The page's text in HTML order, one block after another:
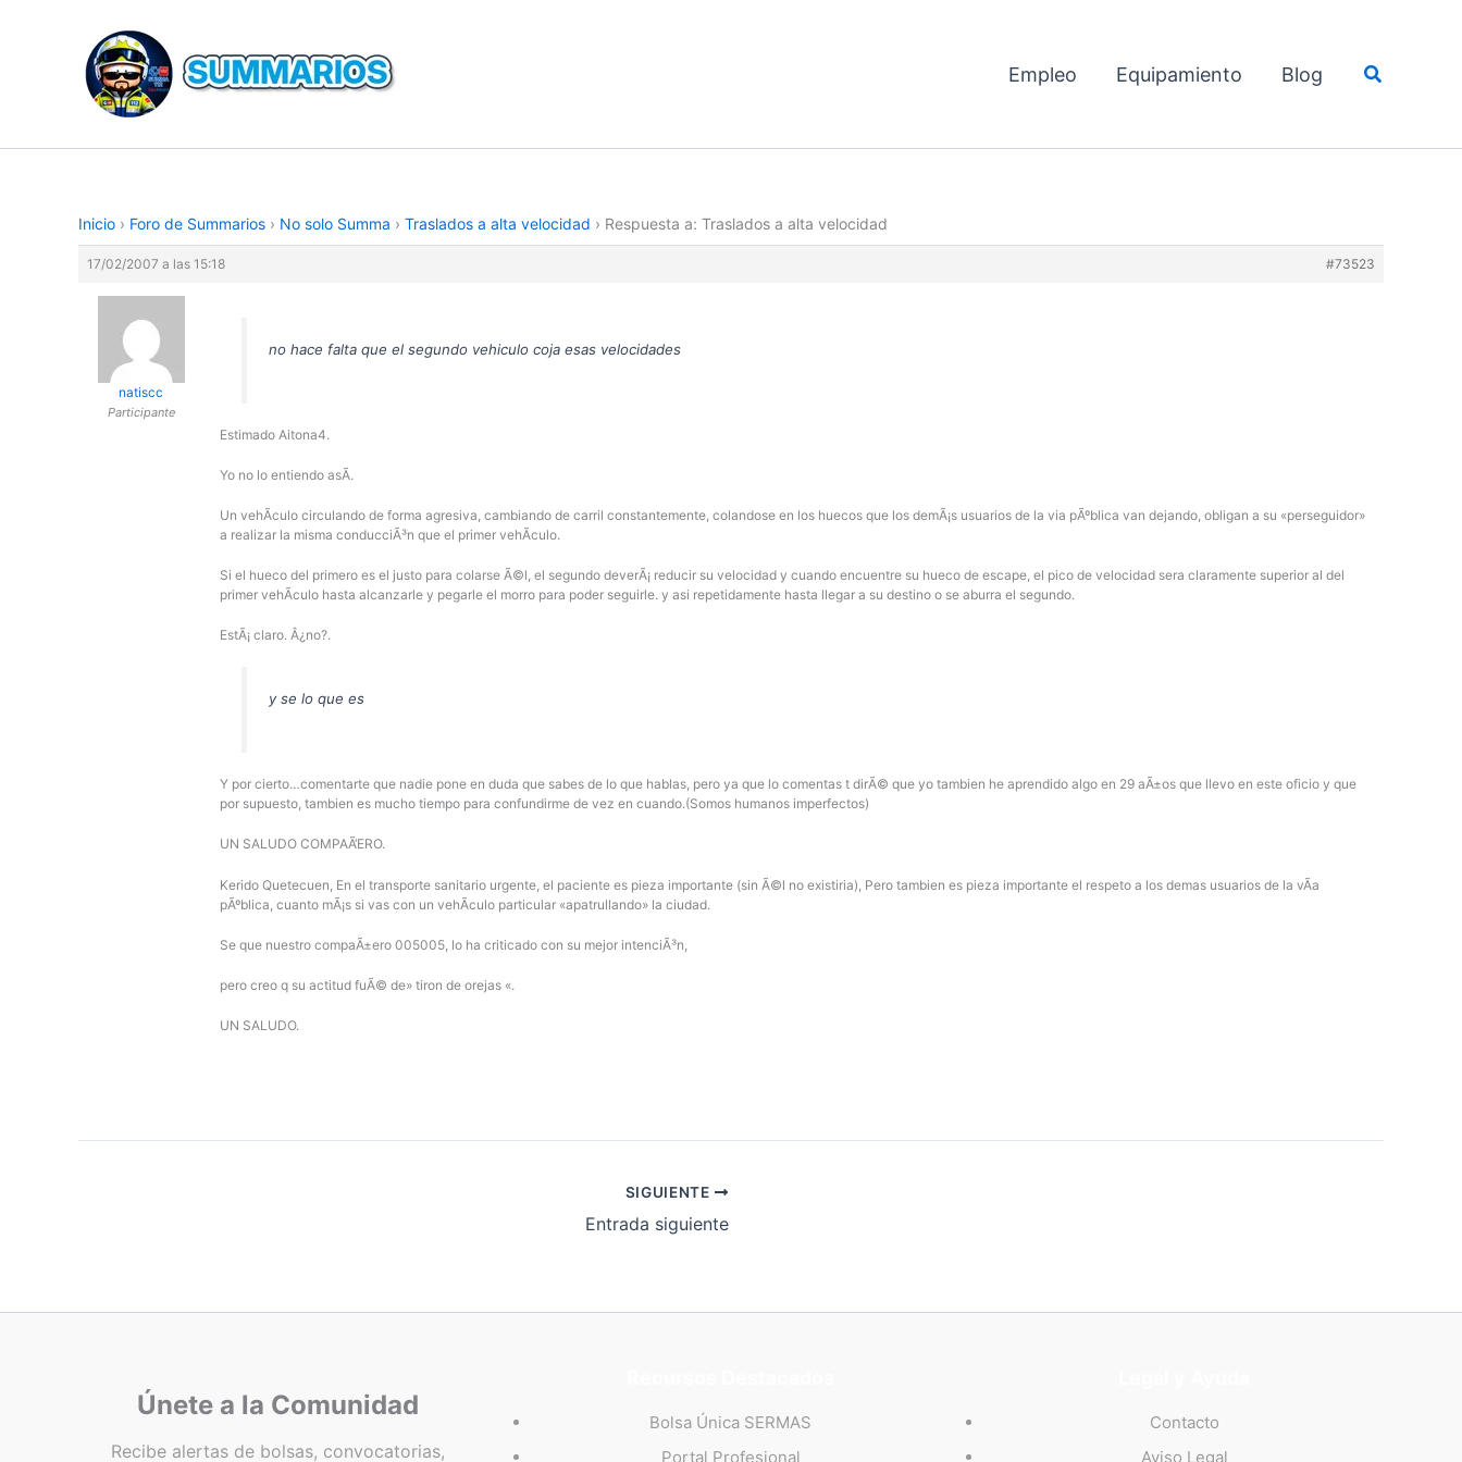
contenido
Empleo Equipamiento Blog Buscar
Inicio › Foro de Summarios › No solo Summa › Traslados a alta velocidad › Respuesta a: Traslados a alta velocidad
17/02/2007 a las 15:18 #73523
natiscc
Participante
no hace falta que el segundo vehiculo coja esas velocidades
Estimado Aitona4.
Yo no lo entiendo asÃ­.
Un vehÃ­culo circulando de forma agresiva, cambiando de carril constantemente, colandose en los huecos que los demÃ¡s usuarios de la via pÃºblica van dejando, obligan a su «perseguidor»
a realizar la misma conducciÃ³n que el primer vehÃ­culo.
Si el hueco del primero es el justo para colarse Ã©l, el segundo deverÃ¡ reducir su velocidad y cuando encuentre su hueco de escape, el pico de velocidad sera claramente superior al del
primer vehÃ­culo hasta alcanzarle y pegarle el morro para poder seguirle. y asi repetidamente hasta llegar a su destino o se aburra el segundo.
EstÃ¡ claro. Â¿no?.
y se lo que es
Y por cierto…comentarte que nadie pone en duda que sabes de lo que hablas, pero ya que lo comentas t dirÃ© que yo tambien he aprendido algo en 29 aÃ±os que llevo en este oficio y que
por supuesto, tambien es mucho tiempo para confundirme de vez en cuando.(Somos humanos imperfectos)
UN SALUDO COMPAÃ‘ERO.
Kerido Quetecuen, En el transporte sanitario urgente, el paciente es pieza importante (sin Ã©l no existiria), Pero tambien es pieza importante el respeto a los demas usuarios de la vÃ­a
pÃºblica, cuanto mÃ¡s si vas con un vehÃ­culo particular «apatrullando» la ciudad.
Se que nuestro compaÃ±ero 005005, lo ha criticado con su mejor intenciÃ³n,
pero creo q su actitud fuÃ© de» tiron de orejas «.
UN SALUDO.
SIGUIENTE
Entrada siguiente
Únete a la Comunidad
Recibe alertas de bolsas, convocatorias,
Bolsa Única SERMAS
Portal Profesional
Contacto
Aviso Legal